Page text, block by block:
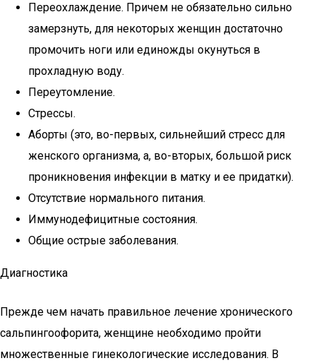
Переохлаждение. Причем не обязательно сильно
замерзнуть, для некоторых женщин достаточно
промочить ноги или единожды окунуться в
прохладную воду.
Переутомление.
Стрессы.
Аборты (это, во-первых, сильнейший стресс для
женского организма, а, во-вторых, большой риск
проникновения инфекции в матку и ее придатки).
Отсутствие нормального питания.
Иммунодефицитные состояния.
Общие острые заболевания.
Диагностика
Прежде чем начать правильное лечение хронического
сальпингоофорита, женщине необходимо пройти
множественные гинекологические исследования. В